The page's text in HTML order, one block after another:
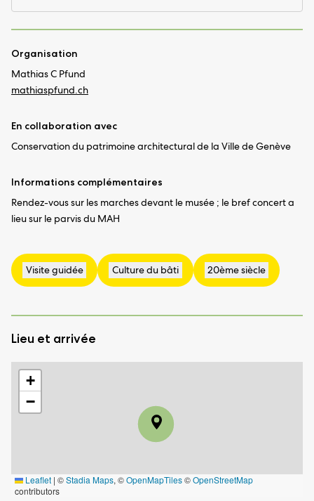
Organisation
Mathias C Pfund
mathiaspfund.ch
En collaboration avec
Conservation du patrimoine architectural de la Ville de Genève
Informations complémentaires
Rendez-vous sur les marches devant le musée ; le bref concert a
lieu sur le parvis du MAH
Lieu et arrivée
+
−
Leaflet | ©Stadia Maps, ©OpenMapTiles©OpenStreetMap
contributors